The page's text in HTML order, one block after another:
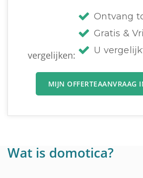
vergelijken:
Ontvang
Gratis &
U
MIJN OFFERTEAANVRAAG
Wat is domotica?